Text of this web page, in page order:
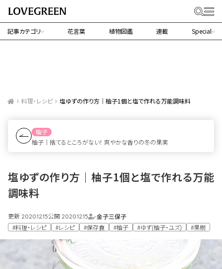
記事カテゴリ 花言葉 植物図鑑 連載 Special
料理・レシピ 塩ゆずの作り方｜柚子1個と塩で作れる万能調味料
柚子
柚子｜捨てるところがない！ 爽やかな香りの冬の果実
塩ゆずの作り方｜柚子1個と塩で作れる万能
調味料
更新 2020.12.15公開 2020.12.15
金子三保子
#料理・レシピ
#レシピ #保存食 #柚子 #ゆず(柚子・ユズ) #果樹